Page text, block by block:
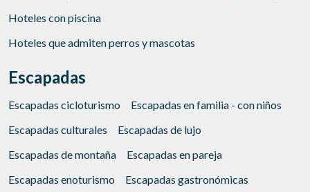
Hoteles con piscina
Hoteles que admiten perros y mascotas
Escapadas
Escapadas cicloturismo
Escapadas en familia - con niños
Escapadas culturales
Escapadas de lujo
Escapadas de montaña
Escapadas en pareja
Escapadas enoturismo
Escapadas gastronómicas